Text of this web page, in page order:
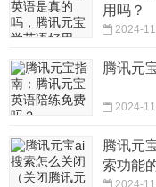
用吗？
2024-
腾讯元
2024-
腾讯元
索功能
2024-